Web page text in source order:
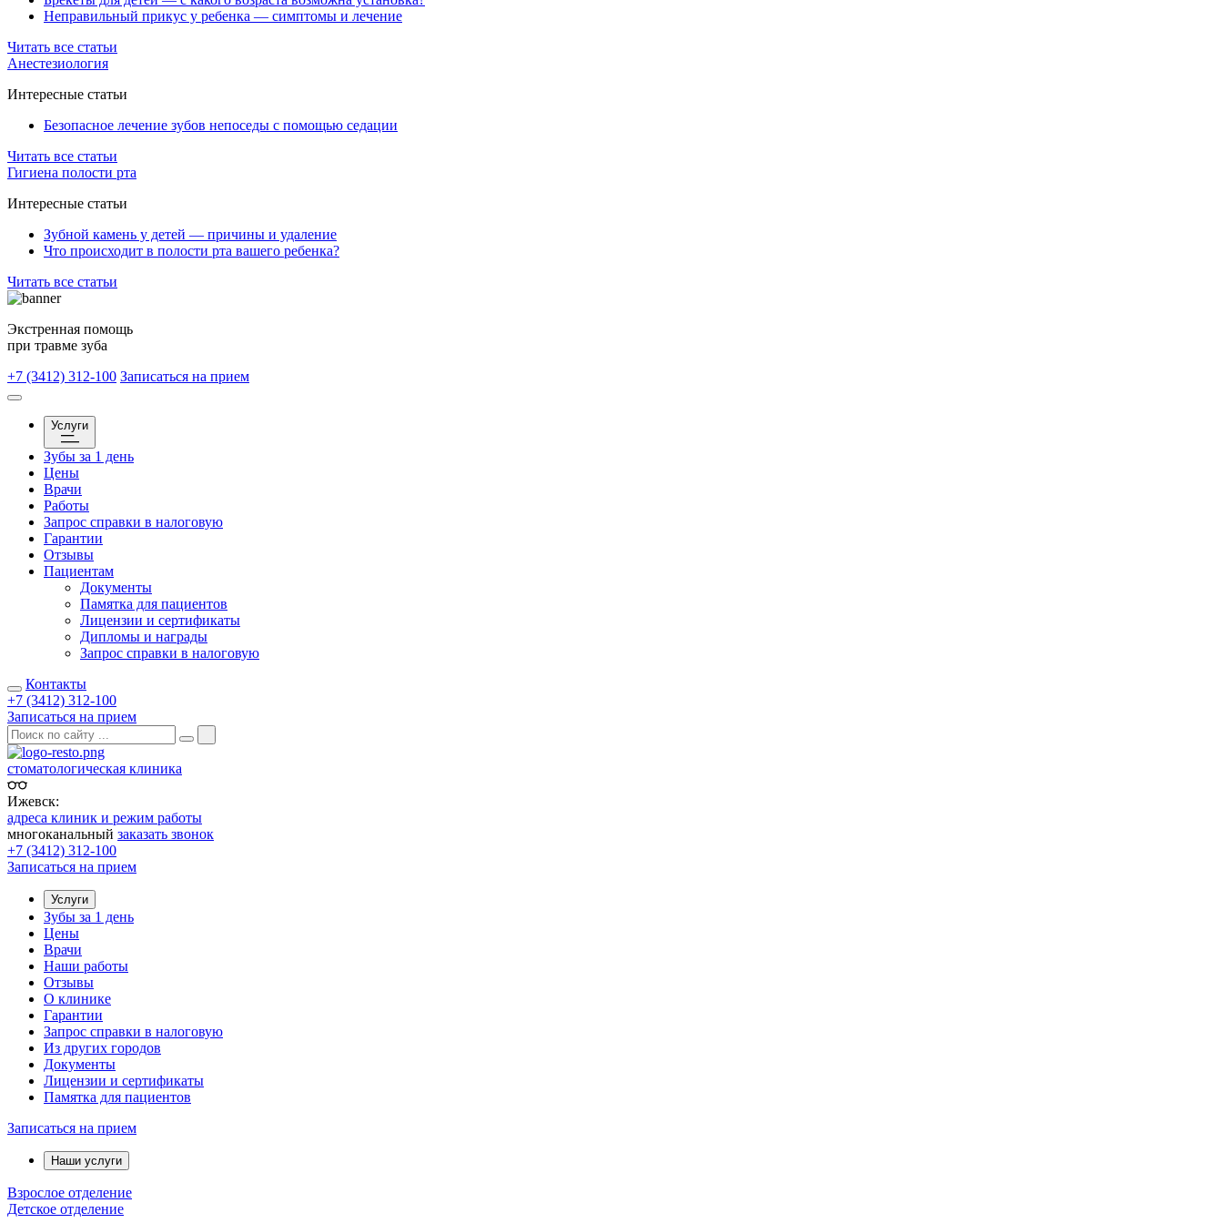
Неправильный прикус у ребенка — симптомы и лечение
Читать все статьи
Анестезиология
Интересные статьи
Безопасное лечение зубов непоседы с помощью седации
Читать все статьи
Гигиена полости рта
Интересные статьи
Зубной камень у детей — причины и удаление
Что происходит в полости рта вашего ребенка?
Читать все статьи
Экстренная помощь
при травме зуба
+7 (3412) 312-100 Записаться на прием
Услуги
Зубы за 1 день
Цены
Врачи
Работы
Запрос справки в налоговую
Гарантии
Отзывы
Пациентам
Документы
Памятка для пациентов
Лицензии и сертификаты
Дипломы и награды
Запрос справки в налоговую
Контакты
+7 (3412) 312-100
Записаться на прием
стоматологическая клиника
Ижевск:
адреса клиник и режим работы
многоканальный заказать звонок
+7 (3412) 312-100
Записаться на прием
Услуги
Зубы за 1 день
Цены
Врачи
Наши работы
Отзывы
О клинике
Гарантии
Запрос справки в налоговую
Из других городов
Документы
Лицензии и сертификаты
Памятка для пациентов
Записаться на прием
Наши услуги
Взрослое отделение
Детское отделение